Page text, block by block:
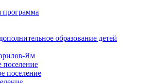
программа
образование детей
Ям
поселение
поселение